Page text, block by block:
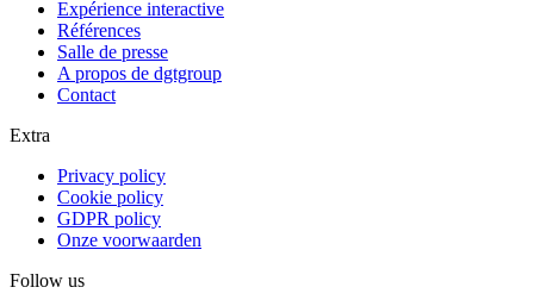
Expérience interactive
Références
Salle de presse
A propos de dgtgroup
Contact
Extra
Privacy policy
Cookie policy
GDPR policy
Onze voorwaarden
Follow us